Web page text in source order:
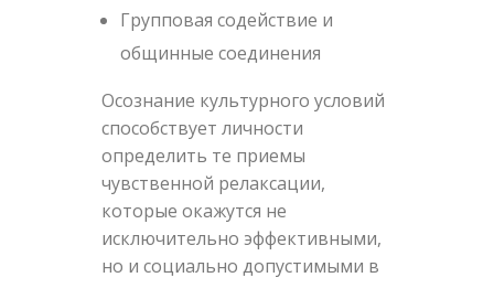
Групповая содействие и
общинные соединения
Осознание культурного условий
способствует личности
определить те приемы
чувственной релаксации,
которые окажутся не
исключительно эффективными,
но и социально допустимыми в